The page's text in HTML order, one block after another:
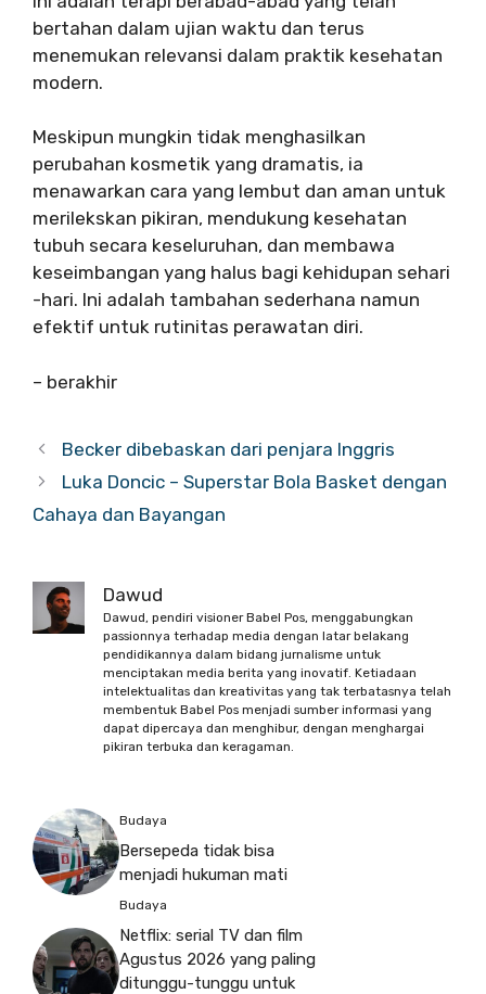
bertahan dalam ujian waktu dan terus
menemukan relevansi dalam praktik kesehatan
modern.
Meskipun mungkin tidak menghasilkan
perubahan kosmetik yang dramatis, ia
menawarkan cara yang lembut dan aman untuk
merilekskan pikiran, mendukung kesehatan
tubuh secara keseluruhan, dan membawa
keseimbangan yang halus bagi kehidupan sehari
-hari. Ini adalah tambahan sederhana namun
efektif untuk rutinitas perawatan diri.
– berakhir
Becker dibebaskan dari penjara Inggris
Luka Doncic – Superstar Bola Basket dengan
Cahaya dan Bayangan
Dawud
Dawud, pendiri visioner Babel Pos, menggabungkan
passionnya terhadap media dengan latar belakang
pendidikannya dalam bidang jurnalisme untuk
menciptakan media berita yang inovatif. Ketiadaan
intelektualitas dan kreativitas yang tak terbatasnya telah
membentuk Babel Pos menjadi sumber informasi yang
dapat dipercaya dan menghibur, dengan menghargai
pikiran terbuka dan keragaman.
Budaya
Bersepeda tidak bisa
menjadi hukuman mati
Budaya
Netflix: serial TV dan film
Agustus 2026 yang paling
ditunggu-tunggu untuk